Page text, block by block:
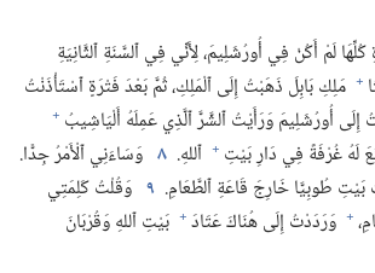
لَمْ أَكُنْ فِي أُورُشَلِيمَ،‏ لِأَنِّي فِي ٱلسَّنَةِ ٱلثَّانِيَةِ
+ مَلِكِ بَابِلَ ذَهَبْتُ إِلَى ٱلْمَلِكِ،‏ ثُمَّ بَعْدَ فَتْرَةٍ ٱسْتَأْذَنْتُ
أُورُشَلِيمَ وَرَأَيْتُ ٱلشَّرَّ ٱلَّذِي عَمِلَهُ أَلْيَاشِيبُ +
لَهُ غُرْفَةً فِي دَارِ بَيْتِ + ٱللهِ.‏ ٨ وَسَاءَنِي ٱلْأَمْرُ جِدًّا.‏
بَيْتِ طُوبِيَّا خَارِجَ قَاعَةِ ٱلطَّعَامِ.‏ ٩ وَقُلْتُ كَلِمَتِي
+ وَرَدَدْتُ إِلَى هُنَاكَ عَتَادَ + بَيْتِ ٱللهِ وَقُرْبَانَ